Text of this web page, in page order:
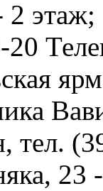
2
тел.